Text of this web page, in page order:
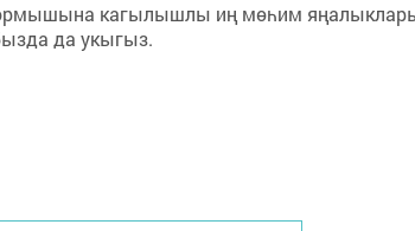
кагылышлы иң мөһим
да укыгыз.